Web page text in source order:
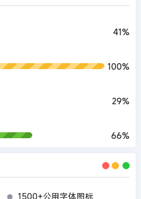
41%
100%
29%
66%
1500+公用字体图标